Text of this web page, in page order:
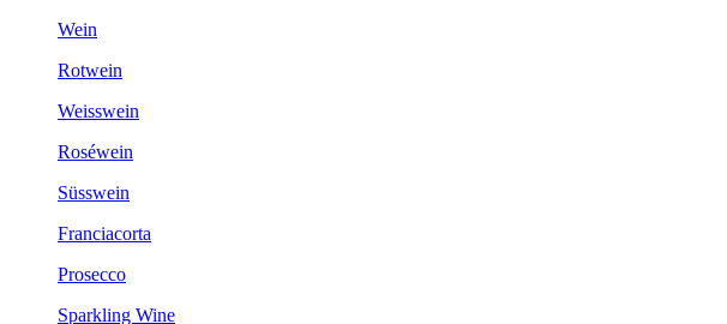
Wein
Rotwein
Weisswein
Roséwein
Süsswein
Franciacorta
Prosecco
Sparkling Wine